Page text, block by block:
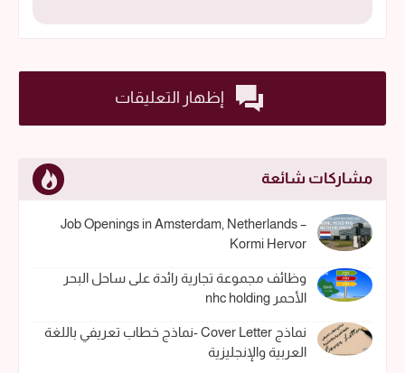
إظهار التعليقات
مشاركات شائعة
Job Openings in Amsterdam, Netherlands –
Kormi Hervor
وظائف مجموعة تجارية رائدة على ساحل البحر
الأحمر nhc holding
نماذج Cover Letter -نماذج خطاب تعريفي باللغة
العربية والإنجليزية